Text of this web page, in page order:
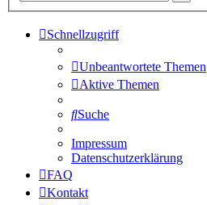
Schnellzugriff
Unbeantwortete Themen
Aktive Themen
Suche
Impressum
Datenschutzerklärung
FAQ
Kontakt